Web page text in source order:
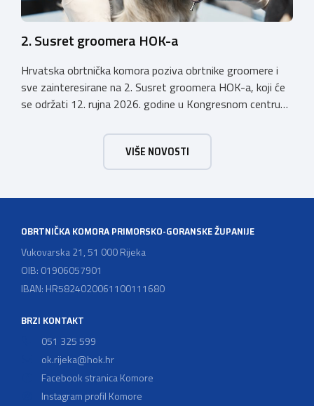
2. Susret groomera HOK-a
Hrvatska obrtnička komora poziva obrtnike groomere i
sve zainteresirane na 2. Susret groomera HOK-a, koji će
se održati 12. rujna 2026. godine u Kongresnom centru
očekuje bogat stručni program s predavanjima
renomiranih domaćih i međunarodnih predavača: U sklopu
programa održat će se i panel rasprava „Profesija
VIŠE NOVOSTI
OBRTNIČKA KOMORA PRIMORSKO-GORANSKE ŽUPANIJE
Vukovarska 21, 51 000 Rijeka
OIB: 01906057901
IBAN: HR5824020061100111680
BRZI KONTAKT
051 325 599
ok.rijeka@hok.hr
Facebook stranica Komore
Instagram profil Komore